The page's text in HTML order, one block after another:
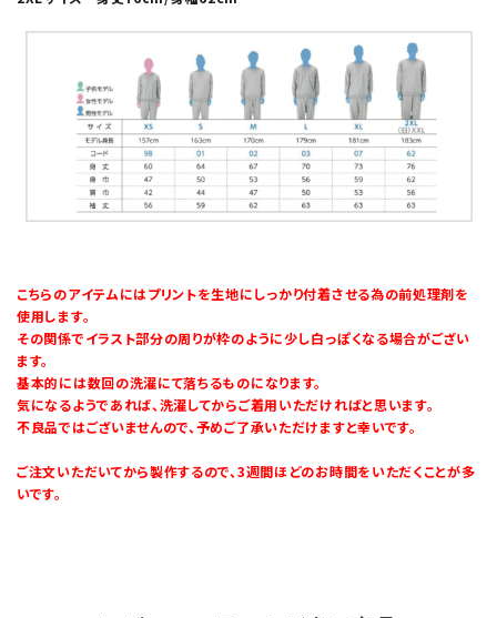
こちらのアイテムにはプリントを生地にしっかり付着させる為の前処理剤を
使用します。
その関係でイラスト部分の周りが枠のように少し白っぽくなる場合がござい
ます。
基本的には数回の洗濯にて落ちるものになります。
気になるようであれば、洗濯してからご着用いただければと思います。
不良品ではございませんので、予めご了承いただけますと幸いです。
ご注文いただいてから製作するので、3週間ほどのお時間をいただくことが多
いです。